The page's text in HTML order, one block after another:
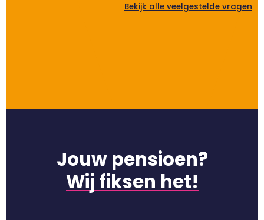
Bekijk alle veelgestelde vragen
Jouw pensioen?
Wij fiksen het!